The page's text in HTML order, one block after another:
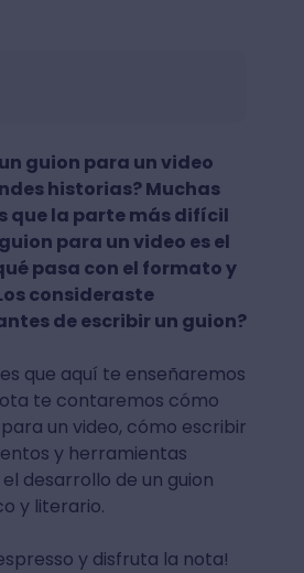
guion para un video
historias? Muchas
que la parte más difícil
para un video es el
pasa con el formato y
consideraste
de escribir un guion?
que aquí te enseñaremos
te contaremos cómo
un video, cómo escribir
y herramientas
desarrollo de un guion
y literario.
y disfruta la nota!